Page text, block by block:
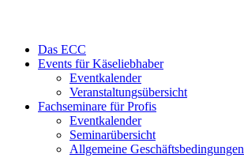
Das ECC
Events für Käseliebhaber
Eventkalender
Veranstaltungsübersicht
Fachseminare für Profis
Eventkalender
Seminarübersicht
Allgemeine Geschäftsbedingungen